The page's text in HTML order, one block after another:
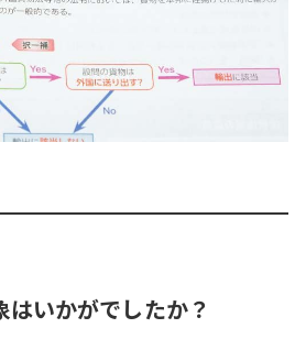
はいかがでしたか？